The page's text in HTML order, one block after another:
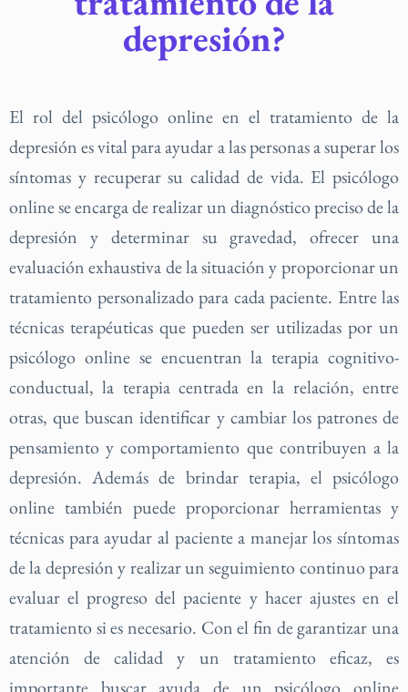
depresión?
El rol del psicólogo online en el tratamiento de la
depresión es vital para ayudar a las personas a superar los
síntomas y recuperar su calidad de vida. El psicólogo
online se encarga de realizar un diagnóstico preciso de la
depresión y determinar su gravedad, ofrecer una
evaluación exhaustiva de la situación y proporcionar un
tratamiento personalizado para cada paciente. Entre las
técnicas terapéuticas que pueden ser utilizadas por un
psicólogo online se encuentran la terapia cognitivo-
conductual, la terapia centrada en la relación, entre
otras, que buscan identificar y cambiar los patrones de
pensamiento y comportamiento que contribuyen a la
depresión. Además de brindar terapia, el psicólogo
online también puede proporcionar herramientas y
técnicas para ayudar al paciente a manejar los síntomas
de la depresión y realizar un seguimiento continuo para
evaluar el progreso del paciente y hacer ajustes en el
tratamiento si es necesario. Con el fin de garantizar una
atención de calidad y un tratamiento eficaz, es